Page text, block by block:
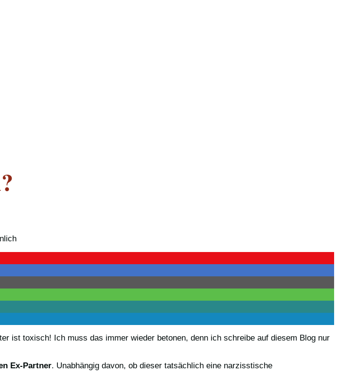
ist toxisch! Ich muss das immer wieder betonen, denn ich schreibe auf diesem Blog nur
Ex-Partner. Unabhängig davon, ob dieser tatsächlich eine narzisstische